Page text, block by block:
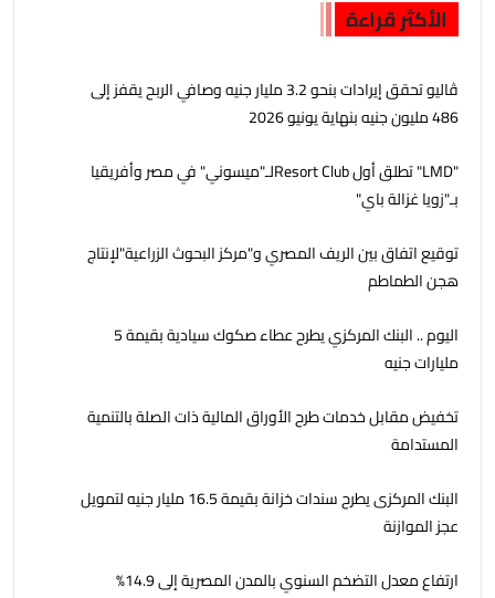
الأكثر قراءة
ڤاليو تحقق إيرادات بنحو 3.2 مليار جنيه وصافي الربح يقفز إلى
486 مليون جنيه بنهاية يونيو 2026
"LMD" تطلق أول Resort Clubلـ"ميسوني" في مصر وأفريقيا
بـ"زويا غزالة باي"
توقيع اتفاق بين الريف المصري و"مركز البحوث الزراعية"لإنتاج
هجن الطماطم
اليوم .. البنك المركزي يطرح عطاء صكوك سيادية بقيمة 5
مليارات جنيه
تخفيض مقابل خدمات طرح الأوراق المالية ذات الصلة بالتنمية
المستدامة
البنك المركزى يطرح سندات خزانة بقيمة 16.5 مليار جنيه لتمويل
عجز الموازنة
ارتفاع معدل التضخم السنوي بالمدن المصرية إلى 14.9%